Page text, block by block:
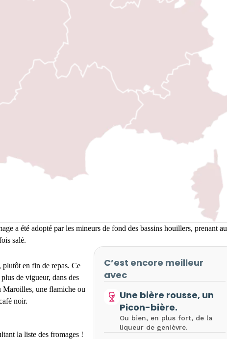
a été adopté par les mineurs de fond des bassins houillers, prenant au
salé.
en fin de repas. Ce
de vigueur, dans des
Maroilles, une flamiche ou
noir.
la liste des fromages !
C’est encore meilleur
avec
Une bière rousse, un
Picon-bière.
Ou bien, en plus fort, de la
liqueur de genièvre.